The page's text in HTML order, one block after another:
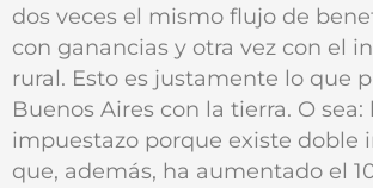
dos veces el mismo flujo de
con ganancias y otra vez con el
rural. Esto es justamente lo que
Buenos Aires con la tierra. O sea:
impuestazo porque existe doble
que, además, ha aumentado el